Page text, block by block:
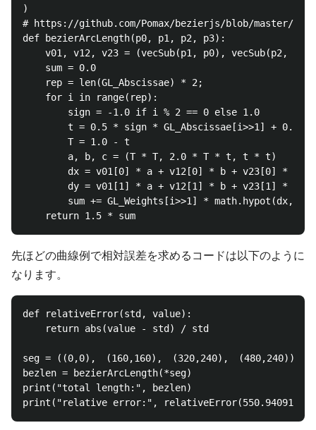
)
# https://github.com/Pomax/bezierjs/blob/master/
def bezierArcLength(p0, p1, p2, p3):
v01, v12, v23 = (vecSub(p1, p0), vecSub(p2,
    sum = 0.0
    rep = len(GL_Abscissae) * 2;
    for i in range(rep):
        sign = -1.0 if i % 2 == 0 else 1.0
t = 0.5 * sign * GL_Abscissae[i>>1] + 0.5 #
        T = 1.0 - t
        a, b, c = (T * T, 2.0 * T * t, t * t)
        dy = v01[1] * a + v12[1] * b + v23[1] * c
        sum += GL_Weights[i>>1] * math.hypot(dx, dy)
先ほどの曲線例で相対誤差を求めるコードは以下のように
なります。
def relativeError(std, value):
    return abs(value - std) / std
seg = ((0,0),　(160,160),　(320,240),　(480,240))
bezlen = bezierArcLength(*seg)
print("total length:", bezlen)